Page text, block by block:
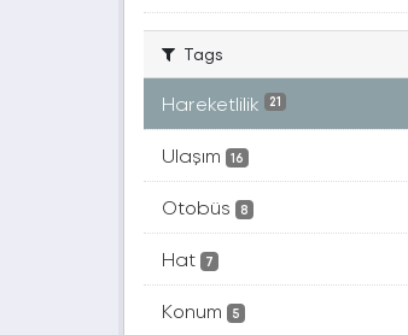
Tags
Hareketlilik 21
Ulaşım 16
Otobüs 8
Hat 7
Konum 5